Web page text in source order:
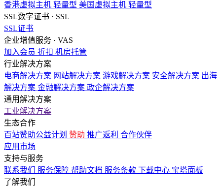
香港虚拟主机 轻量型 美国虚拟主机 轻量型
SSL数字证书 · SSL
SSL证书
企业增值服务 · VAS
加入会员 折扣 机房托管
行业解决方案
电商解决方案 网站解决方案 游戏解决方案 安全解决方案 出海
解决方案 金融解决方案 政企解决方案
通用解决方案
工业解决方案
生态合作
百站赞助公益计划 赞助 推广返利 合作伙伴
应用市场
支持与服务
联系我们
服务保障 帮助文档 服务条款 下载中心 宝塔面板
了解我们